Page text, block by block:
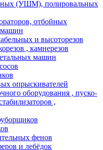
(УШМ), полировальных
отбойных
машин
и высоторезов
, камнерезов
машин
опрыскивателей
оборудования , пуско-
,
фенов
и лебёдок